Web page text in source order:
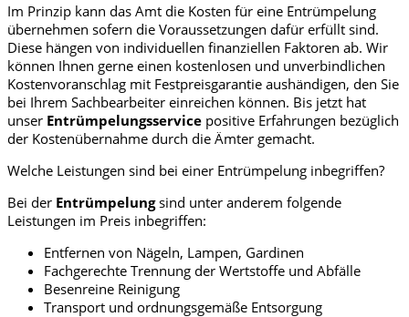
Im Prinzip kann das Amt die Kosten für eine Entrümpelung
übernehmen sofern die Voraussetzungen dafür erfüllt sind.
Diese hängen von individuellen finanziellen Faktoren ab. Wir
können Ihnen gerne einen kostenlosen und unverbindlichen
Kostenvoranschlag mit Festpreisgarantie aushändigen, den Sie
bei Ihrem Sachbearbeiter einreichen können. Bis jetzt hat
unser Entrümpelungsservice positive Erfahrungen bezüglich
der Kostenübernahme durch die Ämter gemacht.
Welche Leistungen sind bei einer Entrümpelung inbegriffen?
Bei der Entrümpelungsind unter anderem folgende
Leistungen im Preis inbegriffen:
Entfernen von Nägeln, Lampen, Gardinen
Fachgerechte Trennung der Wertstoffe und Abfälle
Besenreine Reinigung
Transport und ordnungsgemäße Entsorgung